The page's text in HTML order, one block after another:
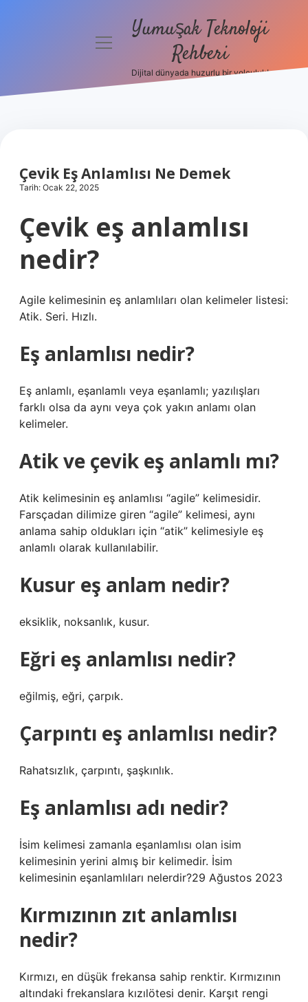
menüyüYumuşak Teknoloji
Rehberi
Dijital dünyada huzurlu bir yolculuk!
Çevik Eş Anlamlısı Ne Demek
Tarih: Ocak 22, 2025
Çevik eş anlamlısı
nedir?
Agile kelimesinin eş anlamlıları olan kelimeler listesi:
Atik. Seri. Hızlı.
Eş anlamlısı nedir?
Eş anlamlı, eşanlamlı veya eşanlamlı; yazılışları
farklı olsa da aynı veya çok yakın anlamı olan
kelimeler.
Atik ve çevik eş anlamlı mı?
Atik kelimesinin eş anlamlısı “agile” kelimesidir.
Farsçadan dilimize giren “agile” kelimesi, aynı
anlama sahip oldukları için “atik” kelimesiyle eş
anlamlı olarak kullanılabilir.
Kusur eş anlam nedir?
eksiklik, noksanlık, kusur.
Eğri eş anlamlısı nedir?
eğilmiş, eğri, çarpık.
Çarpıntı eş anlamlısı nedir?
Rahatsızlık, çarpıntı, şaşkınlık.
Eş anlamlısı adı nedir?
İsim kelimesi zamanla eşanlamlısı olan isim
kelimesinin yerini almış bir kelimedir. İsim
kelimesinin eşanlamlıları nelerdir?29 Ağustos 2023
Kırmızının zıt anlamlısı
nedir?
Kırmızı, en düşük frekansa sahip renktir. Kırmızının
altındaki frekanslara kızılötesi denir. Karşıt rengi